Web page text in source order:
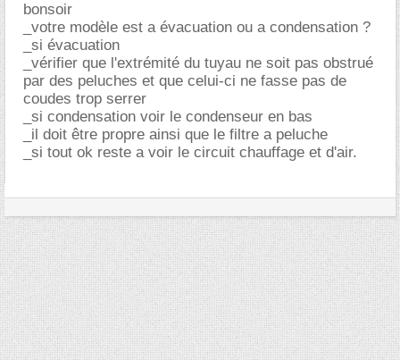
bonsoir
_votre modèle est a évacuation ou a condensation ?
_si évacuation
_vérifier que l'extrémité du tuyau ne soit pas obstrué
par des peluches et que celui-ci ne fasse pas de
coudes trop serrer
_si condensation voir le condenseur en bas
_il doit être propre ainsi que le filtre a peluche
_si tout ok reste a voir le circuit chauffage et d'air.